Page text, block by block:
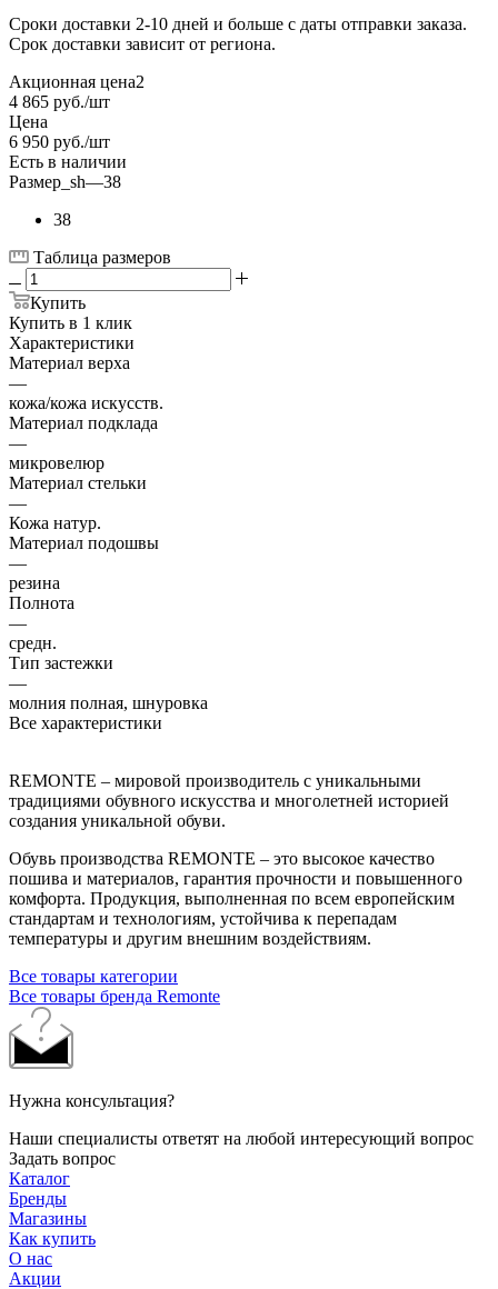
Сроки доставки 2-10 дней и больше с даты отправки заказа.
Срок доставки зависит от региона.
Акционная цена2
4 865 руб./шт
Цена
6 950 руб./шт
Есть в наличии
Размер_sh—38
38
Таблица размеров
Купить
Купить в 1 клик
Характеристики
Материал верха
—
кожа/кожа искусств.
Материал подклада
—
микровелюр
Материал стельки
—
Кожа натур.
Материал подошвы
—
резина
Полнота
—
средн.
Тип застежки
—
молния полная, шнуровка
Все характеристики
REMONTE – мировой производитель с уникальными
традициями обувного искусства и многолетней историей
создания уникальной обуви.
Обувь производства REMONTE – это высокое качество
пошива и материалов, гарантия прочности и повышенного
комфорта. Продукция, выполненная по всем европейским
стандартам и технологиям, устойчива к перепадам
температуры и другим внешним воздействиям.
Все товары категории
Все товары бренда Remonte
Нужна консультация?
Наши специалисты ответят на любой интересующий вопрос
Задать вопрос
Каталог
Бренды
Магазины
Как купить
О нас
Акции